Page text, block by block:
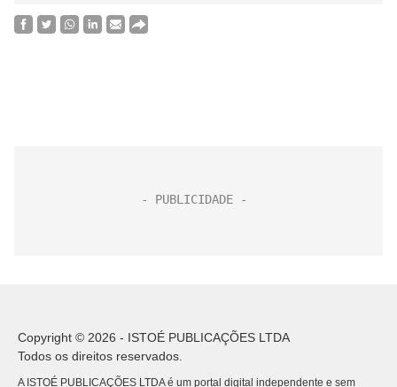
Copyright © 2026 - ISTOÉ PUBLICAÇÕES LTDA
Todos os direitos reservados.
A ISTOÉ PUBLICAÇÕES LTDA é um portal digital independente e sem